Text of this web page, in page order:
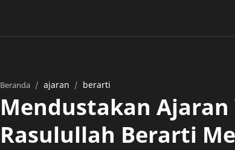
Beranda ajaran berarti
Mendustakan Ajaran
Rasulullah Berarti